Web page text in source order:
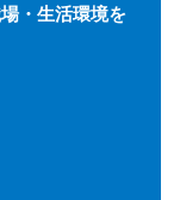
・生活環境を